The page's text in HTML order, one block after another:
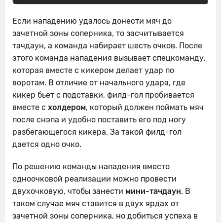
Если нападению удалось донести мяч до
зачетной зоны соперника, то засчитывается
тачдаун, а команда набирает шесть очков. После
этого команда нападения вызывает спецкоманду,
которая вместе с кикером делает удар по
воротам. В отличие от начального удара, где
кикер бьет с подставки, филд-гол пробивается
вместе с холдером, который должен поймать мяч
после снэпа и удобно поставить его под ногу
разбегающегося кикера. За такой филд-гол
дается одно очко.
По решению команды нападения вместо
одноочковой реализации можно провести
двухочковую, чтобы занести мини-тачдаун. В
таком случае мяч ставится в двух ярдах от
зачетной зоны соперника, но добиться успеха в